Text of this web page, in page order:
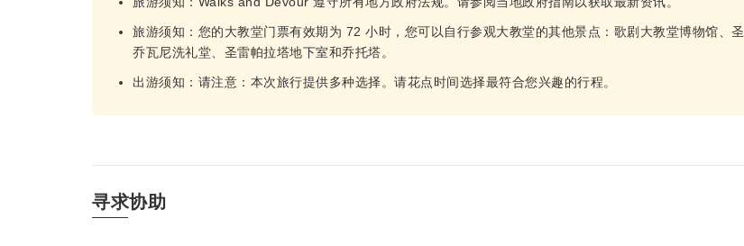
旅游须知：您的大教堂门票有效期为 72 小时，您可以自行参观大教堂的其他景点：歌剧大教堂博物馆、圣
乔瓦尼洗礼堂、圣雷帕拉塔地下室和乔托塔。
出游须知：请注意：本次旅行提供多种选择。请花点时间选择最符合您兴趣的行程。
寻求协助